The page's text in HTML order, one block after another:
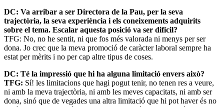
DC: Va arribar a ser Directora de la Pau, per la seva
trajectòria, la seva experiència i els coneixements adquirits
sobre el tema. Escalar aquesta posició va ser difícil?
TFG: No, no he sentit, ni que fos més valorada ni menys per ser
dona. Jo crec que la meva promoció de caràcter laboral sempre ha
estat per mèrits i no per cap altre tipus de coses.
DC: Té la impressió que hi ha alguna limitació envers això?
TFG: Sí! les limitacions que hagi pogut tenir, no tenen res a veure,
ni amb la meva trajectòria, ni amb les meves capacitats, ni amb ser
dona, sinó que de vegades una altra limitació que hi pot haver és no